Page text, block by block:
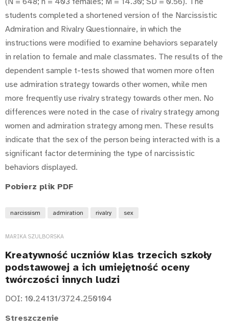
students completed a shortened version of the Narcissistic
Admiration and Rivalry Questionnaire, in which the
instructions were modified to examine behaviors separately
in relation to female and male classmates. The results of the
dependent sample t-tests showed that women more often
use admiration strategy towards other women, while men
more frequently use rivalry strategy towards other men. No
differences were noted in the case of rivalry strategy among
women and admiration strategy among men. These results
indicate that the sex of the person being interacted with is a
significant factor determining the type of narcissistic
behaviors displayed.
Pobierz plik PDF
narcissism admiration rivalry sex
MARIKA SZULBORSKA
Kreatywność uczniów klas trzecich szkoły
podstawowej a ich umiejętność oceny
twórczości innych ludzi
DOI: 10.24131/3724.250104
Streszczenie